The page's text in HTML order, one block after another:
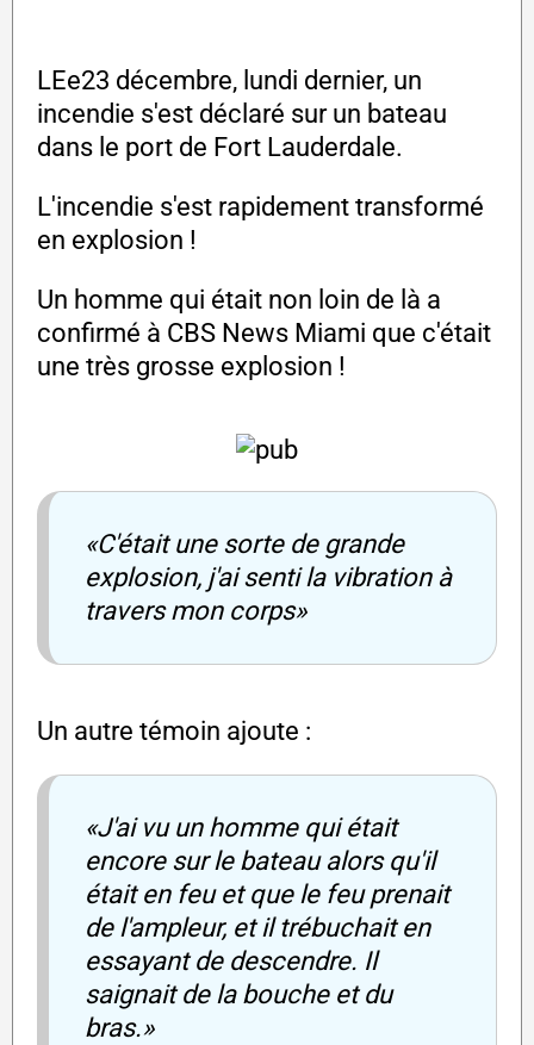
LEe23 décembre, lundi dernier, un
incendie s'est déclaré sur un bateau
dans le port de Fort Lauderdale.
L'incendie s'est rapidement transformé
en explosion !
Un homme qui était non loin de là a
confirmé à CBS News Miami que c'était
une très grosse explosion !
«C'était une sorte de grande
explosion, j'ai senti la vibration à
travers mon corps»
Un autre témoin ajoute :
«J'ai vu un homme qui était
encore sur le bateau alors qu'il
était en feu et que le feu prenait
de l'ampleur, et il trébuchait en
essayant de descendre. Il
saignait de la bouche et du
bras.»